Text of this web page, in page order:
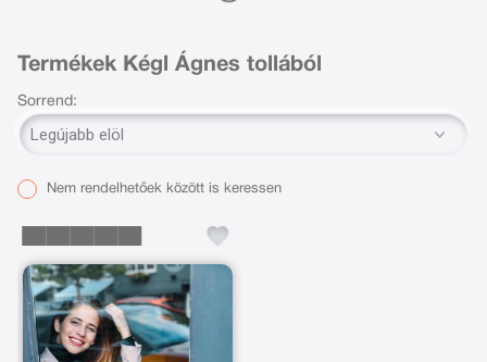
Termékek Kégl Ágnes tollából
Sorrend:
Nem rendelhetőek között is keressen